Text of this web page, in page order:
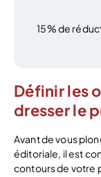
15% de
Définir les
dresser le
Avant de vous
éditoriale, il est
contours de votre